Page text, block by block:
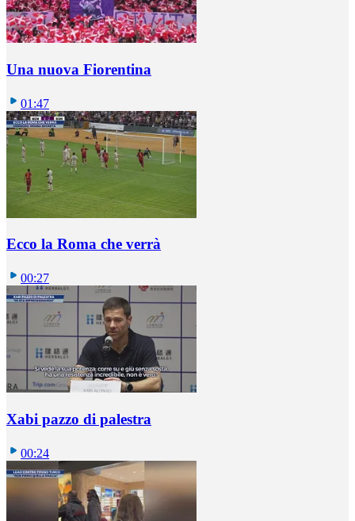
Una nuova Fiorentina
01:47
Ecco la Roma che verrà
00:27
Xabi pazzo di palestra
00:24